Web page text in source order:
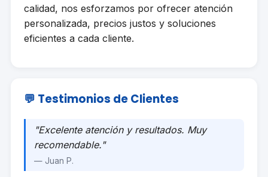
calidad, nos esforzamos por ofrecer atención
personalizada, precios justos y soluciones
eficientes a cada cliente.
💬 Testimonios de Clientes
"Excelente atención y resultados. Muy
recomendable."
— Juan P.